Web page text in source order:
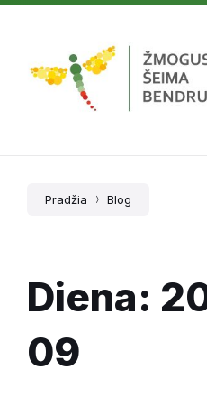
Skip
Skip
Skip
Pradžia Blog
Diena:
09